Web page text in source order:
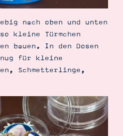
nach oben und unten
kleine Türmchen
bauen. In den Dosen
für kleine
Schmetterlinge,